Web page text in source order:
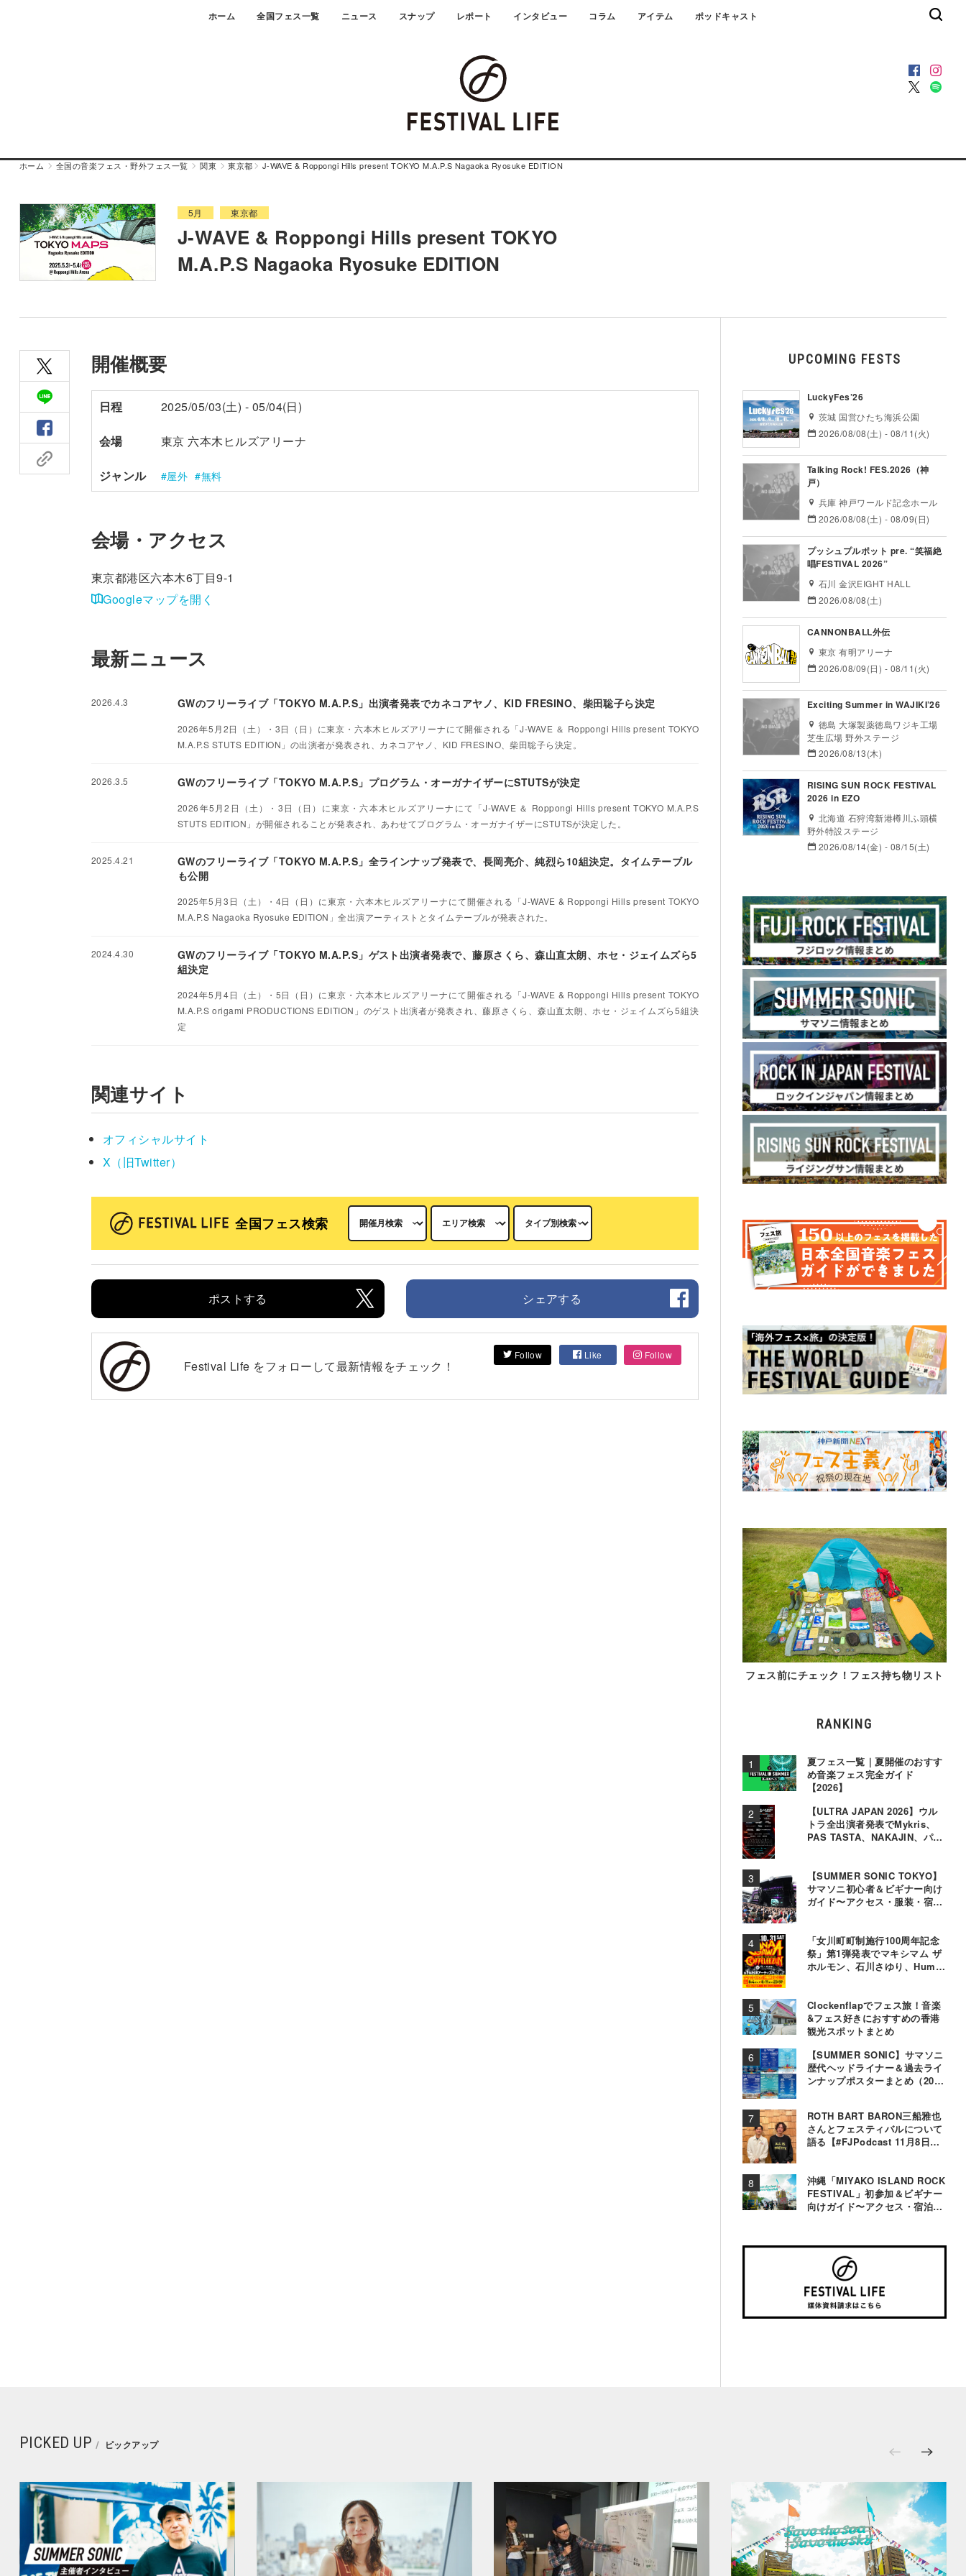
ホーム 全国フェス一覧 ニュース スナップ レポート インタビュー コラム アイテム ポッドキャスト
ホーム 全国の音楽フェス・野外フェス一覧 関東 東京都 J-WAVE & Roppongi Hills present TOKYO M.A.P.S Nagaoka Ryosuke EDITION
5月 東京都
J-WAVE & Roppongi Hills present TOKYO
M.A.P.S Nagaoka Ryosuke EDITION
開催概要
日程 2025/05/03(土) - 05/04(日)
会場 東京 六本木ヒルズアリーナ
ジャンル 屋外 無料
会場・アクセス
東京都港区六本木6丁目9-1
Googleマップを開く
最新ニュース
2026.4.3 GWのフリーライブ「TOKYO M.A.P.S」出演者発表でカネコアヤノ、KID FRESINO、柴田聡子ら決定
2026年5月2日（土）・3日（日）に東京・六本木ヒルズアリーナにて開催される「J-WAVE ＆ Roppongi Hills present TOKYO
M.A.P.S STUTS EDITION」の出演者が発表され、カネコアヤノ、KID FRESINO、柴田聡子ら決定。
2026.3.5 GWのフリーライブ「TOKYO M.A.P.S」プログラム・オーガナイザーにSTUTSが決定
2026年5月2日（土）・3日（日）に東京・六本木ヒルズアリーナにて「J-WAVE ＆ Roppongi Hills present TOKYO M.A.P.S
STUTS EDITION」が開催されることが発表され、あわせてプログラム・オーガナイザーにSTUTSが決定した。
2025.4.21
GWのフリーライブ「TOKYO M.A.P.S」全ラインナップ発表で、長岡亮介、純烈ら10組決定。タイムテーブル
も公開
2025年5月3日（土）・4日（日）に東京・六本木ヒルズアリーナにて開催される「J-WAVE & Roppongi Hills present TOKYO
M.A.P.S Nagaoka Ryosuke EDITION」全出演アーティストとタイムテーブルが発表された。
2024.4.30
GWのフリーライブ「TOKYO M.A.P.S」ゲスト出演者発表で、藤原さくら、森山直太朗、ホセ・ジェイムズら5
組決定
2024年5月4日（土）・5日（日）に東京・六本木ヒルズアリーナにて開催される「J-WAVE & Roppongi Hills present TOKYO
M.A.P.S origami PRODUCTIONS EDITION」のゲスト出演者が発表され、藤原さくら、森山直太朗、ホセ・ジェイムズら5組決
定
関連サイト
オフィシャルサイト
X（旧Twitter）
全国フェス検索
ポストする シェアする
Festival Life をフォローして最新情報をチェック！
Follow Like Follow
UPCOMING FESTS
LuckyFes’26
茨城 国営ひたち海浜公園
2026/08/08(土) - 08/11(火)
Talking Rock! FES.2026（神
戸）
兵庫 神戸ワールド記念ホール
2026/08/08(土) - 08/09(日)
プッシュプルポット pre. “笑福絶
唱FESTIVAL 2026”
石川 金沢EIGHT HALL
2026/08/08(土)
CANNONBALL外伝
東京 有明アリーナ
2026/08/09(日) - 08/11(火)
Exciting Summer in WAJIKI’26
徳島 大塚製薬徳島ワジキ工場
芝生広場 野外ステージ
2026/08/13(木)
RISING SUN ROCK FESTIVAL
2026 in EZO
北海道 石狩湾新港樽川ふ頭横
野外特設ステージ
2026/08/14(金) - 08/15(土)
フェス前にチェック！フェス持ち物リスト
RANKING
夏フェス一覧｜夏開催のおすす
め音楽フェス完全ガイド
【2026】
【ULTRA JAPAN 2026】ウル
トラ全出演者発表でMykris、
PAS TASTA、NAKAJIN、パソ
【SUMMER SONIC TOKYO】
サマソニ初心者＆ビギナー向け
ガイド〜アクセス・服装・宿泊
「女川町町制施行100周年記念
祭」第1弾発表でマキシマム ザ
ホルモン、石川さゆり、Hump
Clockenflapでフェス旅！音楽
&フェス好きにおすすめの香港
観光スポットまとめ
【SUMMER SONIC】サマソニ
歴代ヘッドライナー＆過去ライ
ンナップポスターまとめ（2000
ROTH BART BARON三船雅也
さんとフェスティバルについて
語る【#FJPodcast 11月8日配
沖縄「MIYAKO ISLAND ROCK
FESTIVAL」初参加＆ビギナー
向けガイド〜アクセス・宿泊・
PICKED UP ピックアップ